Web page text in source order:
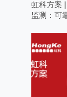
虹科方案
监测：可